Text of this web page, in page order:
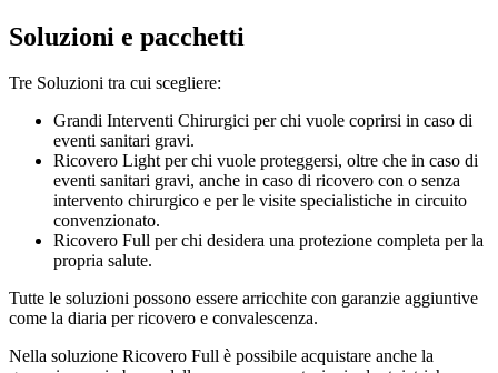
Soluzioni e pacchetti
Tre Soluzioni tra cui scegliere:
Grandi Interventi Chirurgici per chi vuole coprirsi in caso di
eventi sanitari gravi.
Ricovero Light per chi vuole proteggersi, oltre che in caso di
eventi sanitari gravi, anche in caso di ricovero con o senza
intervento chirurgico e per le visite specialistiche in circuito
convenzionato.
Ricovero Full per chi desidera una protezione completa per la
propria salute.
Tutte le soluzioni possono essere arricchite con garanzie aggiuntive
come la diaria per ricovero e convalescenza.
Nella soluzione Ricovero Full è possibile acquistare anche la